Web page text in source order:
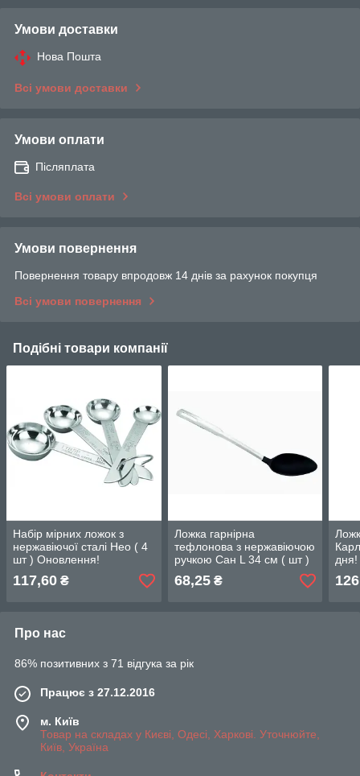
Умови доставки
Нова Пошта
Всі умови доставки
Умови оплати
Післяплата
Всі умови оплати
Умови повернення
Повернення товару впродовж 14 днів за рахунок покупця
Всі умови повернення
Подібні товари компанії
Набір мірних ложок з
нержавіючої сталі Нео ( 4
шт ) Оновлення!
117,60 ₴
Ложка гарнірна
тефлонова з нержавіючою
ручкою Сан L 34 см ( шт )
Тренд!
68,25₴
дня!
126
Про нас
86% позитивних з 71 відгука за рік
Працює з 27.12.2016
м. Київ
Товар на складах у Києві, Одесі, Харкові. Уточнюйте,
Київ, Україна